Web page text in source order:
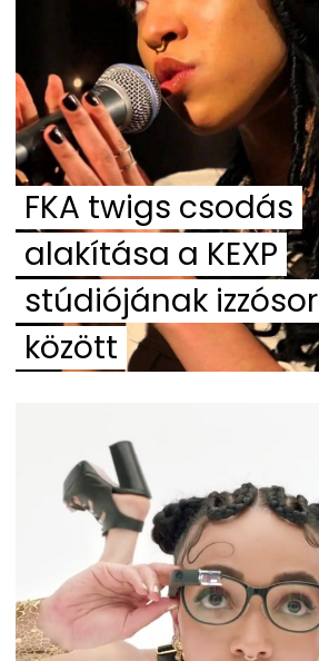
FKA twigs csodás
alakítása a KEXP
stúdiójának
között